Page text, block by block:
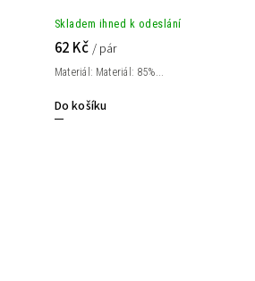
Skladem ihned k odeslání
62 Kč / pár
Do košíku
Materiál: Materiál: 85%...